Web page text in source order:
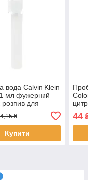
вода Calvin Klein
мл фужерний
розпив для
аромат з нотами
₴
Купити
44